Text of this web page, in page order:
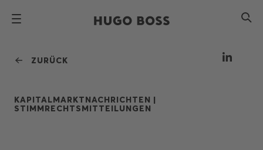
ZURÜCK
KAPITALMARKTNACHRICHTEN |
STIMMRECHTSMITTEILUNGEN